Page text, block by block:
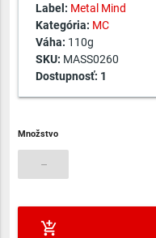
Label: Metal Mind
Kategória: MC
Váha: 110g
SKU: MASS0260
Dostupnosť: 1
Množstvo
–
add_shopping_cart